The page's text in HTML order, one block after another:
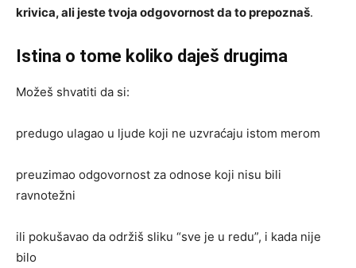
krivica, ali jeste tvoja odgovornost da to prepoznaš.
Istina o tome koliko daješ drugima
Možeš shvatiti da si:
predugo ulagao u ljude koji ne uzvraćaju istom merom
preuzimao odgovornost za odnose koji nisu bili
ravnotežni
ili pokušavao da održiš sliku “sve je u redu”, i kada nije
bilo